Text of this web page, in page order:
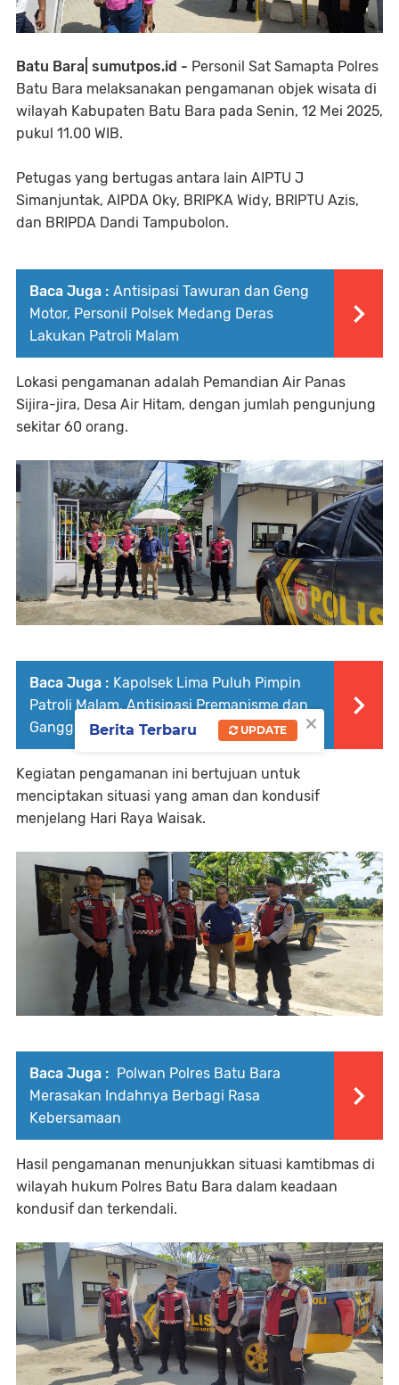
Batu Bara| sumutpos.id - Personil Sat Samapta Polres
Batu Bara melaksanakan pengamanan objek wisata di
wilayah Kabupaten Batu Bara pada Senin, 12 Mei 2025,
pukul 11.00 WIB.
Petugas yang bertugas antara lain AIPTU J
Simanjuntak, AIPDA Oky, BRIPKA Widy, BRIPTU Azis,
dan BRIPDA Dandi Tampubolon.
Baca Juga : Antisipasi Tawuran dan Geng
Motor, Personil Polsek Medang Deras
Lakukan Patroli Malam
Lokasi pengamanan adalah Pemandian Air Panas
Sijira-jira, Desa Air Hitam, dengan jumlah pengunjung
sekitar 60 orang.
Baca Juga : Kapolsek Lima Puluh Pimpin
Patroli Malam, Antisipasi Premanisme dan
Gangguan 3C
Kegiatan pengamanan ini bertujuan untuk
menciptakan situasi yang aman dan kondusif
menjelang Hari Raya Waisak.
Baca Juga : Polwan Polres Batu Bara
Merasakan Indahnya Berbagi Rasa
Kebersamaan
Hasil pengamanan menunjukkan situasi kamtibmas di
wilayah hukum Polres Batu Bara dalam keadaan
kondusif dan terkendali.
×
Berita Terbaru UPDATE